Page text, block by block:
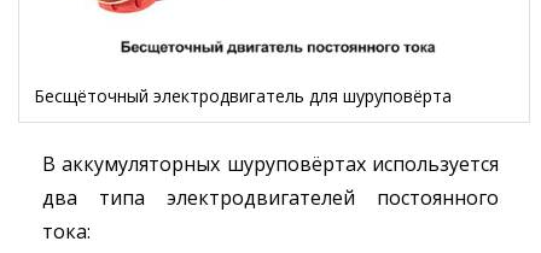
Бесщёточный электродвигатель для шуруповёрта
В аккумуляторных шуруповёртах используется
два типа электродвигателей постоянного
тока: